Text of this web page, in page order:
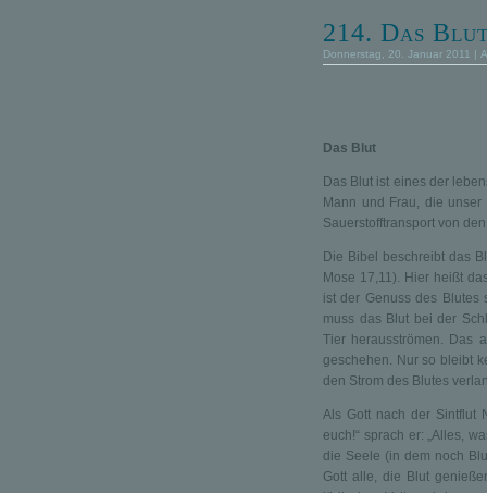
214. Das Blut
Donnerstag, 20. Januar 2011 |
Das Blut
Das Blut ist eines der
Mann und Frau, die
Sauerstofftransport von
Die Bibel beschreibt das
Mose 17,11). Hier heißt
ist der Genuss des Blutes
muss das Blut bei der
Tier herausströmen. Das
geschehen. Nur so bleibt
den Strom des Blutes
Als Gott nach der Sintflut
euch!“ sprach er: „Alles,
die Seele (in dem noch
Gott alle, die Blut